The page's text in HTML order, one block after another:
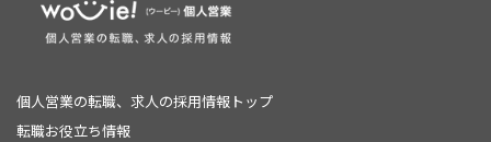
個人営業の転職、求人の採用情報トップ
転職お役立ち情報